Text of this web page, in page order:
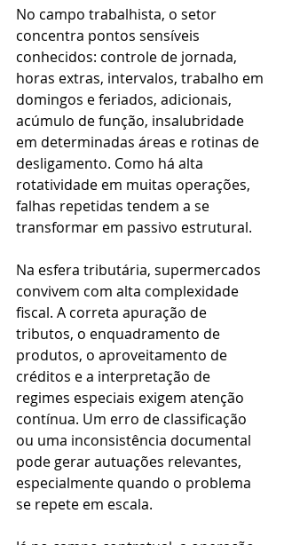
No campo trabalhista, o setor
concentra pontos sensíveis
conhecidos: controle de jornada,
horas extras, intervalos, trabalho em
domingos e feriados, adicionais,
acúmulo de função, insalubridade
em determinadas áreas e rotinas de
desligamento. Como há alta
rotatividade em muitas operações,
falhas repetidas tendem a se
transformar em passivo estrutural.
Na esfera tributária, supermercados
convivem com alta complexidade
fiscal. A correta apuração de
tributos, o enquadramento de
produtos, o aproveitamento de
créditos e a interpretação de
regimes especiais exigem atenção
contínua. Um erro de classificação
ou uma inconsistência documental
pode gerar autuações relevantes,
especialmente quando o problema
se repete em escala.